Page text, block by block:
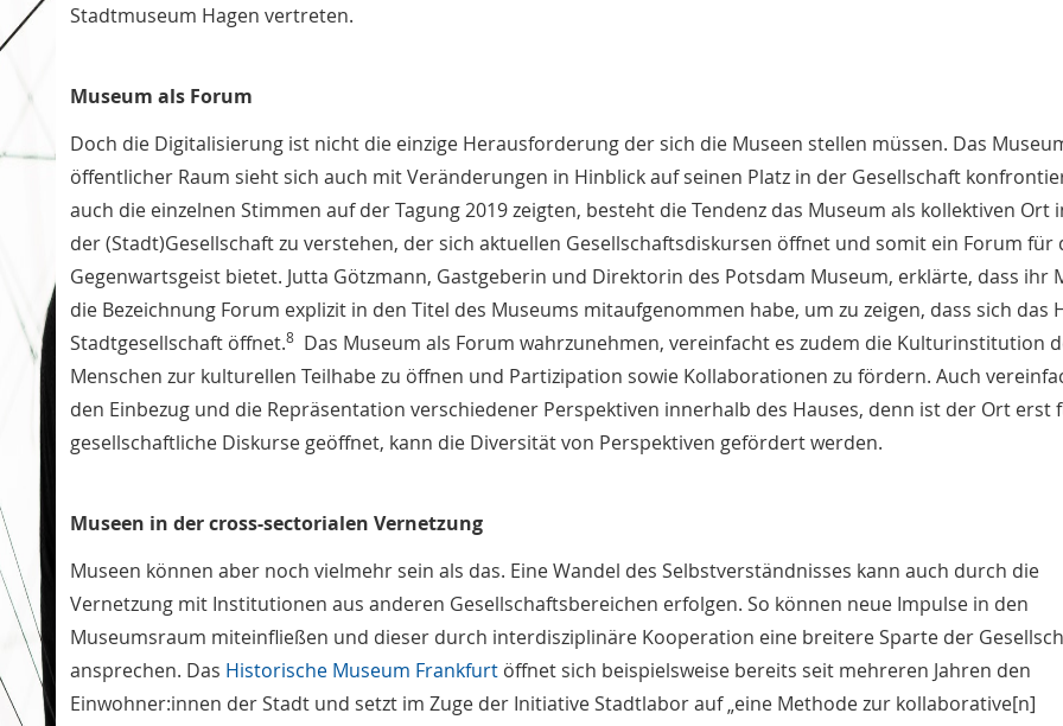
Stadtmuseum Hagen vertreten.
Museum als Forum
Doch die Digitalisierung ist nicht die einzige Herausforderung der sich die Museen stellen müssen. Das
öffentlicher Raum sieht sich auch mit Veränderungen in Hinblick auf seinen Platz in der Gesellschaft
auch die einzelnen Stimmen auf der Tagung 2019 zeigten, besteht die Tendenz das Museum als kollektiven Ort
der (Stadt)Gesellschaft zu verstehen, der sich aktuellen Gesellschaftsdiskursen öffnet und somit ein Forum für
Gegenwartsgeist bietet. Jutta Götzmann, Gastgeberin und Direktorin des Potsdam Museum, erklärte, dass ihr
die Bezeichnung Forum explizit in den Titel des Museums mitaufgenommen habe, um zu zeigen, dass sich das
Stadtgesellschaft öffnet.8 Das Museum als Forum wahrzunehmen, vereinfacht es zudem die Kulturinstitution
Menschen zur kulturellen Teilhabe zu öffnen und Partizipation sowie Kollaborationen zu fördern. Auch
den Einbezug und die Repräsentation verschiedener Perspektiven innerhalb des Hauses, denn ist der Ort erst
gesellschaftliche Diskurse geöffnet, kann die Diversität von Perspektiven gefördert werden.
Museen in der cross-sectorialen Vernetzung
Museen können aber noch vielmehr sein als das. Eine Wandel des Selbstverständnisses kann auch durch die
Vernetzung mit Institutionen aus anderen Gesellschaftsbereichen erfolgen. So können neue Impulse in den
Museumsraum miteinfließen und dieser durch interdisziplinäre Kooperation eine breitere Sparte der
ansprechen. Das Historische Museum Frankfurt öffnet sich beispielsweise bereits seit mehreren Jahren den
Einwohner:innen der Stadt und setzt im Zuge der Initiative Stadtlabor auf „eine Methode zur kollaborative[n]